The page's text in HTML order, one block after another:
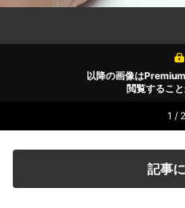
以降の画像は
閲覧するこ
1 /
記事